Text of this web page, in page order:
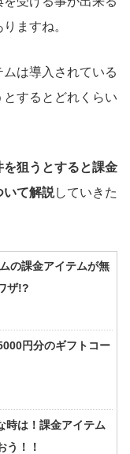
ますね。
は導入されている
するとどれくらい
狙うとすると課金
いて解説していきた
の課金アイテムが無
ザ!?
円分のギフトコー
時は！課金アイテム
う！！